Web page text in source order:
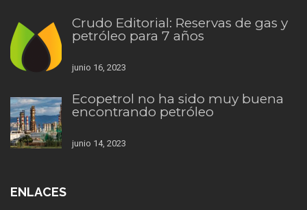
Crudo Editorial: Reservas de gas y
petróleo para 7 años
junio 16, 2023
Ecopetrol no ha sido muy buena
encontrando petróleo
junio 14, 2023
ENLACES